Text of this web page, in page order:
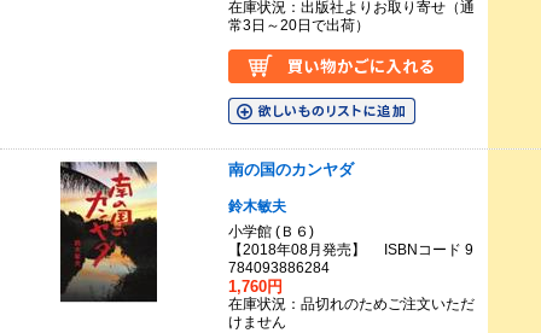
在庫状況：出版社よりお取り寄せ（通
常3日～20日で出荷）
南の国のカンヤダ
鈴木敏夫
小学館 (Ｂ６)
【2018年08月発売】 ISBNコード 9
784093886284
1,760円
在庫状況：品切れのためご注文いただ
けません